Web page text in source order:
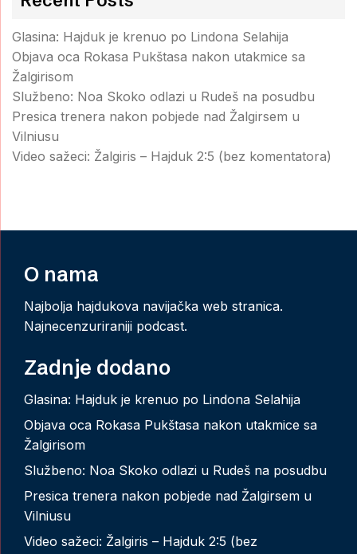
Glasina: Hajduk je krenuo po Lindona Selahija
Objava oca Rokasa Pukštasa nakon utakmice sa
Žalgirisom
Službeno: Noa Skoko odlazi u Rudeš na posudbu
Presica trenera nakon pobjede nad Žalgirsem u
Vilniusu
Video sažeci: Žalgiris – Hajduk 2:5 (bez komentatora)
O nama
Najbolja hajdukova navijačka web stranica.
Najnecenzuriraniji podcast.
Zadnje dodano
Glasina: Hajduk je krenuo po Lindona Selahija
Objava oca Rokasa Pukštasa nakon utakmice sa
Žalgirisom
Službeno: Noa Skoko odlazi u Rudeš na posudbu
Presica trenera nakon pobjede nad Žalgirsem u
Vilniusu
Video sažeci: Žalgiris – Hajduk 2:5 (bez